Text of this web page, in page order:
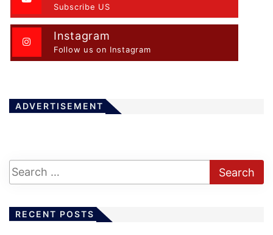
Subscribe US
Instagram
Follow us on Instagram
ADVERTISEMENT
RECENT POSTS